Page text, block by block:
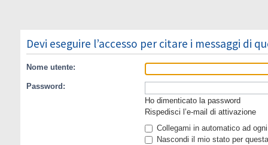
Devi eseguire l’accesso per citare i messaggi di
Nome utente:
Password:
Ho dimenticato la password
Rispedisci l’e-mail di attivazione
Collegami in automatico ad
Nascondi il mio stato per